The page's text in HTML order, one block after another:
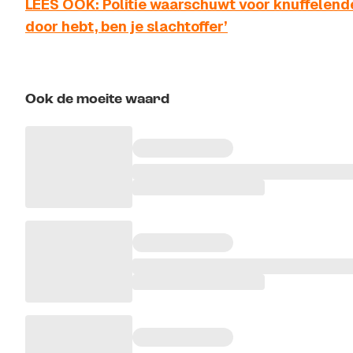
LEES OOK: Politie waarschuwt voor
door hebt, ben je slachtoffer’
Ook de moeite waard